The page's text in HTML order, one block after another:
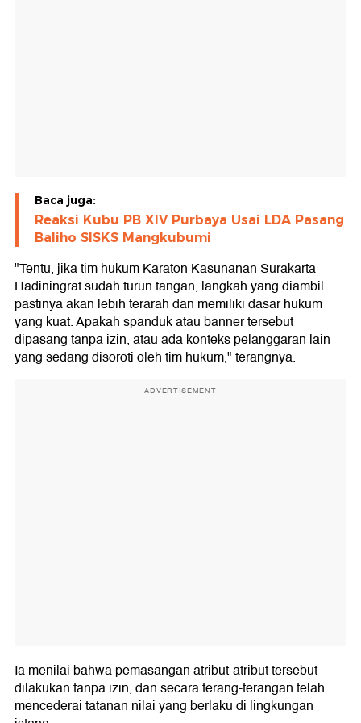
Baca juga:
Reaksi Kubu PB XIV Purbaya Usai LDA Pasang
Baliho SISKS Mangkubumi
"Tentu, jika tim hukum Karaton Kasunanan Surakarta
Hadiningrat sudah turun tangan, langkah yang diambil
pastinya akan lebih terarah dan memiliki dasar hukum
yang kuat. Apakah spanduk atau banner tersebut
dipasang tanpa izin, atau ada konteks pelanggaran lain
yang sedang disoroti oleh tim hukum," terangnya.
ADVERTISEMENT
Ia menilai bahwa pemasangan atribut-atribut tersebut
dilakukan tanpa izin, dan secara terang-terangan telah
mencederai tatanan nilai yang berlaku di lingkungan